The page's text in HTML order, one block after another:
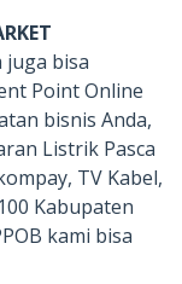
juga bisa
Point Online
bisnis Anda,
Listrik Pasca
TV Kabel,
Kabupaten
kami bisa